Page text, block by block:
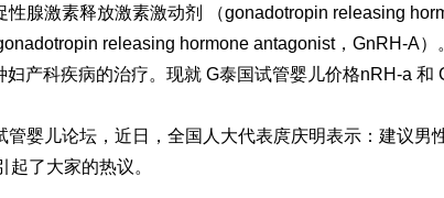
腺激素释放激素激动剂 （gonadotropin releasing
releasing hormone antagonist，GnRH-A）
产科疾病的治疗。现就 G泰国试管婴儿价格nRH-a 和
管婴儿论坛 ，近日，全国人大代表庹庆明表示：建议男
了大家的热议。